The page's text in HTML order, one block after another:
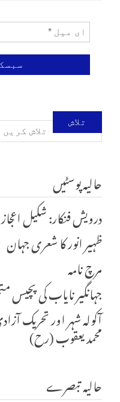
تلاش
برائے:
حالیہ پوسٹیں
درویش فنکار: شکیل اعجاز
ظہیر انور کا شعری جہان
مرچ نامہ
جہانگیر نایاب کی
آکولہ شہر اور تحریک
محمد یعقوب (رح)
حالیہ تبصرے